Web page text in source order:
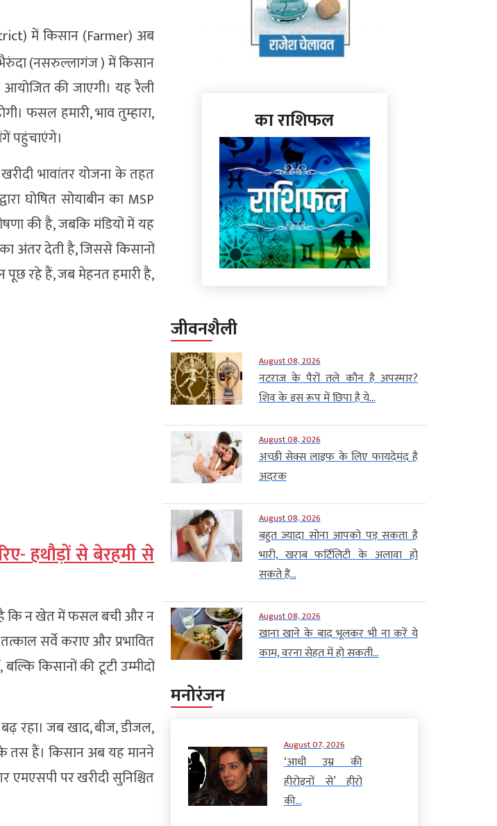
में किसान (Farmer) अब
(नसरुल्लागंज ) में किसान
की जाएगी। यह रैली
फसल हमारी, भाव तुम्हारा,
पहुंचाएंगे।
भावांतर योजना के तहत
घोषित सोयाबीन का MSP
की है, जबकि मंडियों में यह
अंतर देती है, जिससे किसानों
पूछ रहे हैं, जब मेहनत हमारी है,
हथौड़ों से बेरहमी से
है कि न खेत में फसल बची और न
सर्वे कराए और प्रभावित
किसानों की टूटी उम्मीदों
रहा। जब खाद, बीज, डीजल,
तस हैं। किसान अब यह मानने
पर खरीदी सुनिश्चित
का राशिफल
जीवनशैली
August 08, 2026
नटराज के पैरों तले कौन है अपस्मार?
शिव के इस रूप में छिपा है ये...
August 08, 2026
अच्छी सेक्स लाइफ के लिए फायदेमंद है
अदरक
August 08, 2026
बहुत ज्यादा सोना आपको पड़ सकता है
भारी, खराब फर्टिलिटी के अलावा हो
सकते हैं...
August 08, 2026
खाना खाने के बाद भूलकर भी ना करें ये
काम, वरना सेहत में हो सकती...
मनोरंजन
August 07, 2026
‘आधी उम्र की
हीरोइनों से’ हीरो
की...